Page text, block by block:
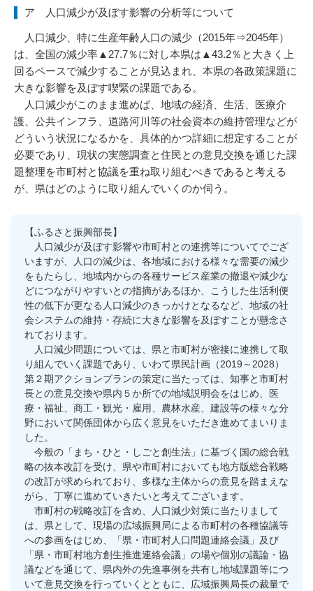
ア 人口減少が及ぼす影響の分析等について
人口減少、特に生産年齢人口の減少（2015年⇒2045年）
は、全国の減少率▲27.7％に対し本県は▲43.2％と大きく上
回るペースで減少することが見込まれ、本県の各政策課題に
大きな影響を及ぼす喫緊の課題である。
人口減少がこのまま進めば、地域の経済、生活、医療介
護、公共インフラ、道路河川等の社会資本の維持管理などが
どういう状況になるかを、具体的かつ詳細に想定することが
必要であり、現状の実態調査と住民との意見交換を通じた課
題整理を市町村と協議を重ね取り組むべきであると考える
が、県はどのように取り組んでいくのか伺う。
【ふるさと振興部長】
人口減少が及ぼす影響や市町村との連携等についてでござ
いますが、人口の減少は、各地域における様々な需要の減少
をもたらし、地域内からの各種サービス産業の撤退や減少な
どにつながりやすいとの指摘があるほか、こうした生活利便
性の低下が更なる人口減少のきっかけとなるなど、地域の社
会システムの維持・存続に大きな影響を及ぼすことが懸念さ
れております。
人口減少問題については、県と市町村が密接に連携して取
り組んでいく課題であり、いわて県民計画（2019～2028）
第２期アクションプランの策定に当たっては、知事と市町村
長との意見交換や県内５か所での地域説明会をはじめ、医
療・福祉、商工・観光・雇用、農林水産、建設等の様々な分
野において関係団体から広く意見をいただき進めてまいりま
した。
今般の「まち・ひと・しごと創生法」に基づく国の総合戦
略の抜本改訂を受け、県や市町村においても地方版総合戦略
の改訂が求められており、多様な主体からの意見を踏まえな
がら、丁寧に進めていきたいと考えてございます。
市町村の戦略改訂を含め、人口減少対策に当たりまして
は、県として、現場の広域振興局による市町村の各種協議等
への参画をはじめ、「県・市町村人口問題連絡会議」及び
「県・市町村地方創生推進連絡会議」の場や個別の議論・協
議などを通じて、県内外の先進事例を共有し地域課題等につ
いて意見交換を行っていくとともに、広域振興局長の裁量で